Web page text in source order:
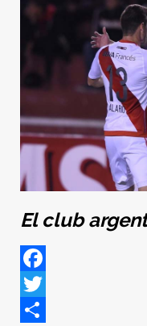
El club
Facebook
Twitter